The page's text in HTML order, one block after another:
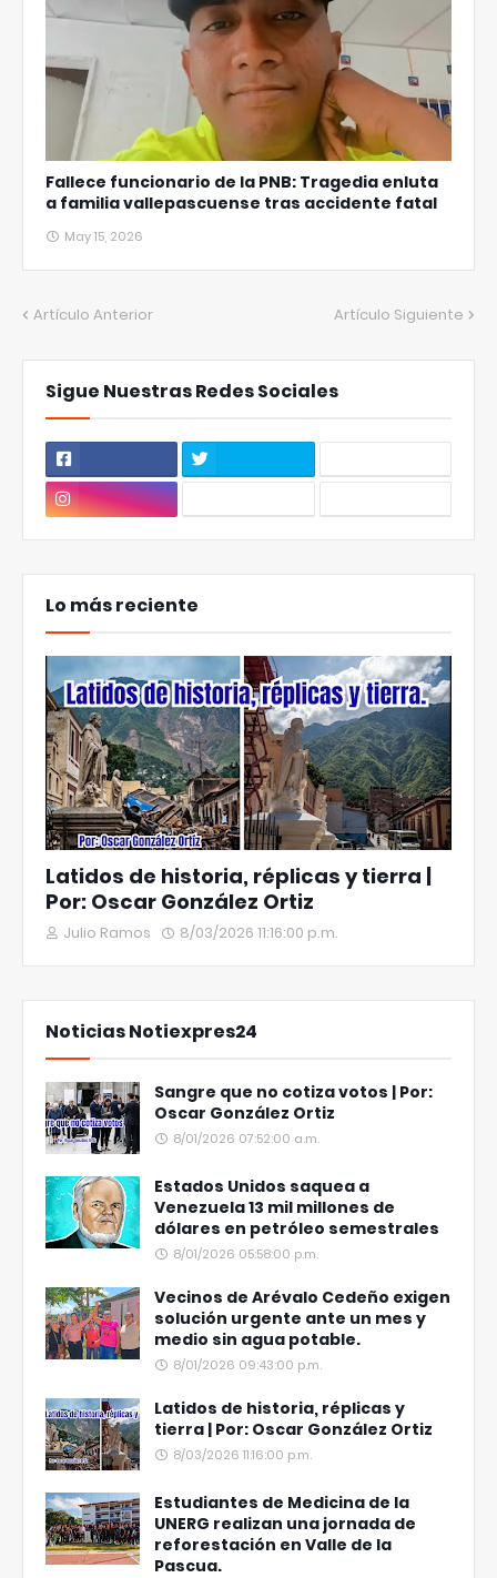
Fallece funcionario de la PNB: Tragedia enluta
a familia vallepascuense tras accidente fatal
May 15, 2026
Artículo Anterior Artículo Siguiente
Sigue Nuestras Redes Sociales
Lo más reciente
Latidos de historia, réplicas y tierra |
Por: Oscar González Ortiz
Julio Ramos 8/03/2026 11:16:00 p.m.
Noticias Notiexpres24
Sangre que no cotiza votos | Por:
Oscar González Ortiz
8/01/2026 07:52:00 a.m.
Estados Unidos saquea a
Venezuela 13 mil millones de
dólares en petróleo semestrales
8/01/2026 05:58:00 p.m.
Vecinos de Arévalo Cedeño exigen
solución urgente ante un mes y
medio sin agua potable.
8/01/2026 09:43:00 p.m.
Latidos de historia, réplicas y
tierra | Por: Oscar González Ortiz
8/03/2026 11:16:00 p.m.
Estudiantes de Medicina de la
UNERG realizan una jornada de
reforestación en Valle de la
Pascua.